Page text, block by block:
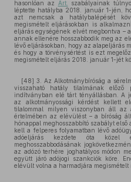
hasonlóan az
Art.
szabályainak
léptette hatályba 2018. január 1-jén,
azt nemcsak a hatálybalépését
megismételt eljárásokban is
eljárás egységének elvét megbontva –
annak ellenére hosszabbodik meg az
lévő eljárásokban, hogy az alapeljárás
és hogy a törvénysértést is ezt
megismételt eljárás 2018. január 1-jét
[48] 3. Az Alkotmánybíróság a
visszaható hatály tilalmának előző
indítványban elé tárt tényállásban. A
az alkotmányossági kérdést kellett
tilalommal milyen viszonyban áll az
értelmében az elévülést – a bíróság
hónappal meghosszabbító szabályt
kell a felperes folyamatban lévő
adóeljárás kezdete óta
meghosszabbodásának
az adózó terhére joghatályos módon
együtt járó adójogi szankciók köre.
elévült volna a harmadjára megismételt